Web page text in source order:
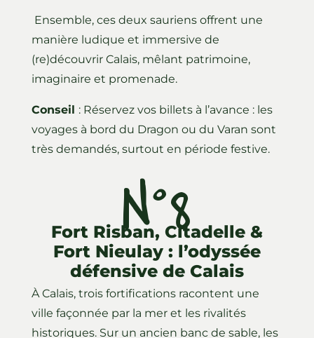
Ensemble, ces deux sauriens offrent une
manière ludique et immersive de
(re)découvrir Calais, mêlant patrimoine,
imaginaire et promenade.
Conseil : Réservez vos billets à l’avance : les
voyages à bord du Dragon ou du Varan sont
très demandés, surtout en période festive.
N°8
Fort Risban, Citadelle &
Fort Nieulay : l’odyssée
défensive de Calais
À Calais, trois fortifications racontent une
ville façonnée par la mer et les rivalités
historiques. Sur un ancien banc de sable, les